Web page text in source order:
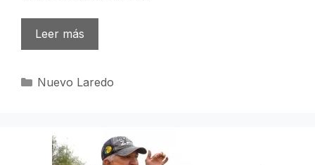
Leer más
Categorías
Nuevo Laredo